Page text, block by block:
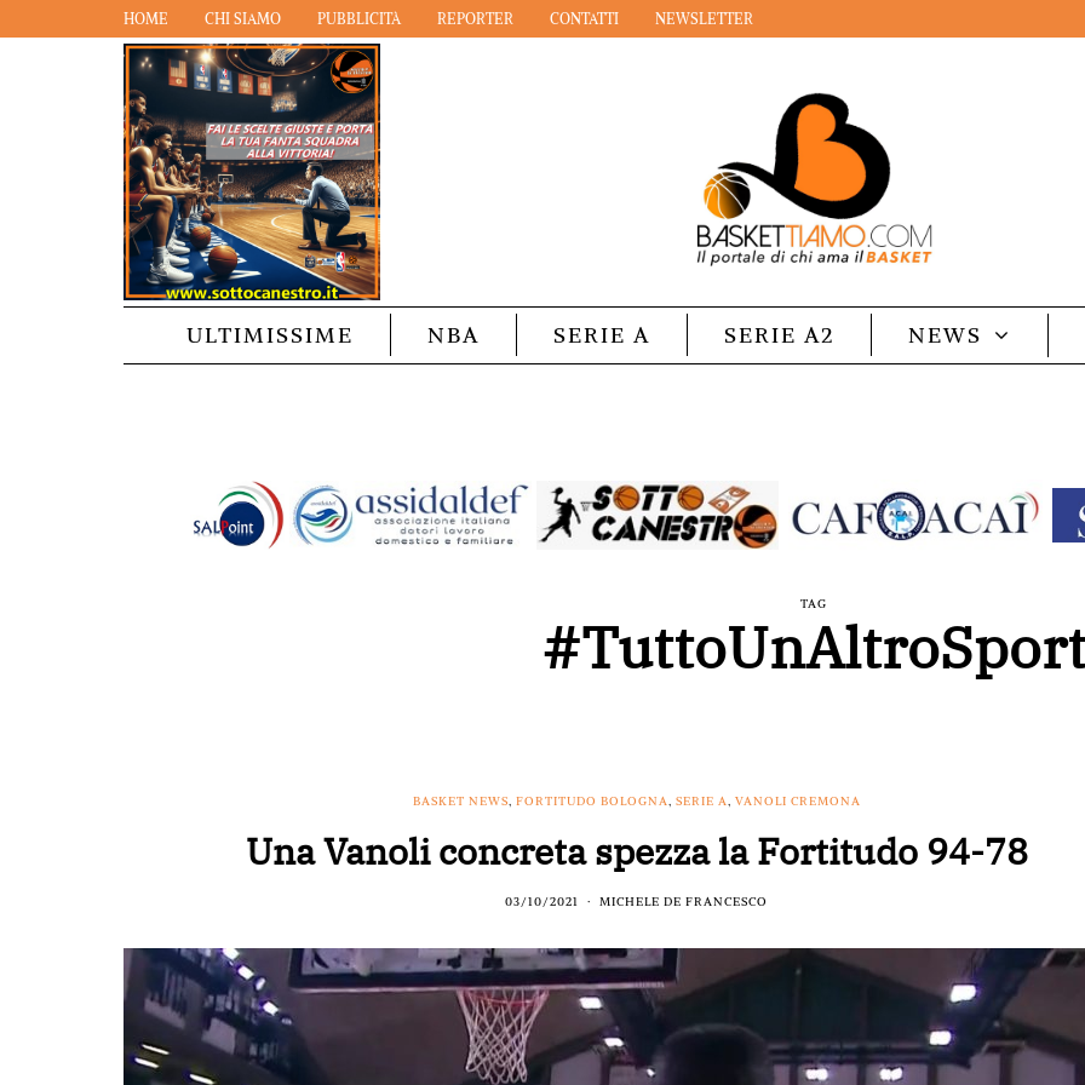
HOME CHI SIAMO PUBBLICITÀ REPORTER CONTATTI NEWSLETTER
ULTIMISSIME NBA SERIE A SERIE A2 NEWS
TAG
BASKET NEWS, FORTITUDO BOLOGNA, SERIE A, VANOLI CREMONA
Una Vanoli concreta spezza la Fortitudo 94-78
03/10/2021 MICHELE DE FRANCESCO